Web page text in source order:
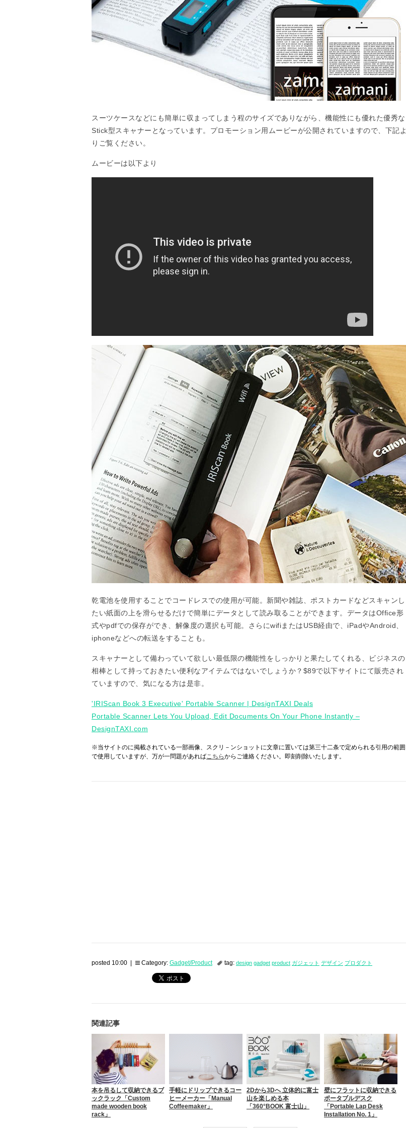
スーツケースなどにも簡単に収まってしまう程のサイズでありながら、機能性にも優れた優秀な
Stick型スキャナーとなっています。プロモーション用ムービーが公開されていますので、下記よ
りご覧ください。
ムービーは以下より
乾電池を使用することでコードレスでの使用が可能。新聞や雑誌、ポストカードなどスキャンし
たい紙面の上を滑らせるだけで簡単にデータとして読み取ることができます。データはOffice形
式やpdfでの保存ができ、解像度の選択も可能。さらにwifiまたはUSB経由で、iPadやAndroid、
iphoneなどへの転送をすることも。
スキャナーとして備わっていて欲しい最低限の機能性をしっかりと果たしてくれる、ビジネスの
相棒として持っておきたい便利なアイテムではないでしょうか？$89で以下サイトにて販売され
ていますので、気になる方は是非。
'IRIScan Book 3 Executive' Portable Scanner | DesignTAXI Deals
Portable Scanner Lets You Upload, Edit Documents On Your Phone Instantly –
DesignTAXI.com
※当サイトのに掲載されている一部画像、スクリ－ンショットに文章に置いては第三十二条で定められる引用の範囲
で使用していますが、万が一問題があればこちらからご連絡ください。即刻削除いたします。
posted 10:00 | Category: Gadget/Product tag: design gadget product ガジェット デザイン プロダクト
関連記事
本を吊るして収納できるブ
ックラック「Custom
made wooden book
rack」
手軽にドリップできるコー
ヒーメーカー「Manual
Coffeemaker」
2Dから3Dへ 立体的に富士
山を楽しめる本
「360°BOOK 富士山」
壁にフラットに収納できる
ポータブルデスク
「Portable Lap Desk
Installation No. 1」